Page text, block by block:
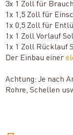
3x 1 Zoll für
1x 1,5 Zoll für
1x 0,5 Zoll für
1x 1 Zoll Vorlauf
1x 1 Zoll Rücklauf
Der Einbau einer
Achtung: Je nach
Rohre, Schellen